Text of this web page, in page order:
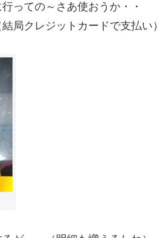
っての～さあ使おうか・・
局クレジットカードで支払い）